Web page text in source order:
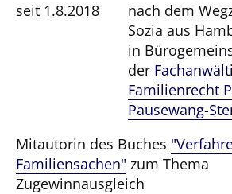
seit 1.8.2018
nach dem
Sozia aus
in
der
Familienrecht
Pausewang-
Mitautorin des Buches
Familiensachen" zum Thema
Zugewinnausgleich